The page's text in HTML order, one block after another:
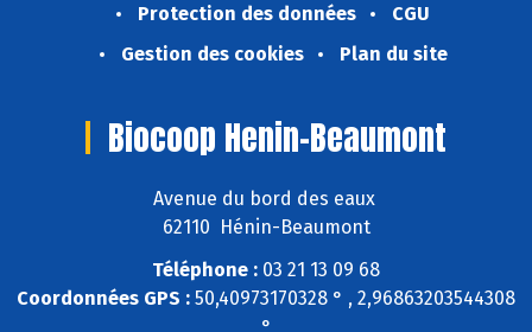
Protection des données
CGU
Gestion des cookies
Plan du site
Biocoop Henin-Beaumont
Avenue du bord des eaux
62110 Hénin-Beaumont
Téléphone : 03 21 13 09 68
Coordonnées GPS : 50,40973170328 ° , 2,96863203544308
°